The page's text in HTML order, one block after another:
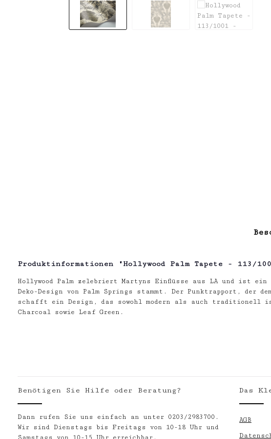
Bildergalerie überspringen
Produktinformationen "Hollywood Palm Tapete - 113/
Hollywood Palm zelebriert Martyns Einflüsse aus LA und ist
Deko-Design von Palm Springs stammt. Der Punktrapport, der
schafft ein Design, das sowohl modern als auch traditionell
Charcoal sowie Leaf Green.
Benötigen Sie Hilfe oder Beratung?
Dann rufen Sie uns einfach an unter 0203/2983700.
Wir sind Dienstags bis Freitags von 10-18 Uhr und
Das
AGB